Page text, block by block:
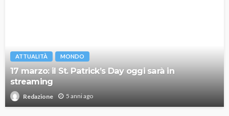
ATTUALITÀ MONDO
17 marzo: il St. Patrick’s Day oggi sarà in
streaming
Redazione 5 anni ago